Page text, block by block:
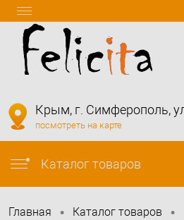
info@felicita-crimea.ru
Крым, г. Симферополь,
посмотреть на карте
Каталог товаров
Главная • Каталог товаров •